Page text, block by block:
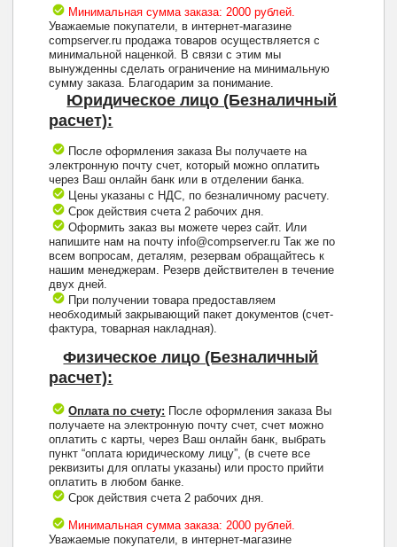
Минимальная сумма заказа: 2000 рублей.
Уважаемые покупатели, в интернет-магазине
compserver.ru продажа товаров осуществляется с
минимальной наценкой. В связи с этим мы
вынужденны сделать ограничение на минимальную
сумму заказа. Благодарим за понимание.
Юридическое лицо (Безналичный
расчет):
После оформления заказа Вы получаете на
электронную почту счет, который можно оплатить
через Ваш онлайн банк или в отделении банка.
Цены указаны с НДС, по безналичному расчету.
Срок действия счета 2 рабочих дня.
Оформить заказ вы можете через сайт. Или
напишите нам на почту info@compserver.ru Так же по
всем вопросам, деталям, резервам обращайтесь к
нашим менеджерам. Резерв действителен в течение
двух дней.
При получении товара предоставляем
необходимый закрывающий пакет документов (счет-
фактура, товарная накладная).
Физическое лицо (Безналичный
расчет):
Оплата по счету: После оформления заказа Вы
получаете на электронную почту счет, счет можно
оплатить с карты, через Ваш онлайн банк, выбрать
пункт “оплата юридическому лицу”, (в счете все
реквизиты для оплаты указаны) или просто прийти
оплатить в любом банке.
Срок действия счета 2 рабочих дня.
Минимальная сумма заказа: 2000 рублей.
Уважаемые покупатели, в интернет-магазине